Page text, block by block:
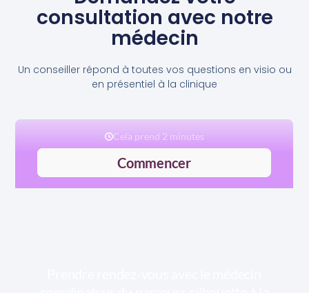
consultation avec notre
médecin
Un conseiller répond à toutes vos questions en visio ou
en présentiel à la clinique